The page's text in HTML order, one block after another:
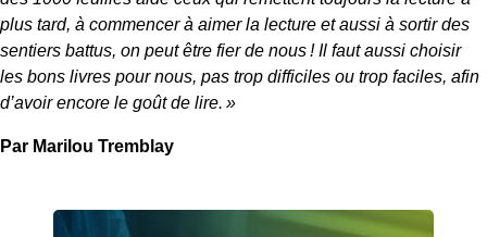
plus tard, à commencer à aimer la lecture et aussi à sortir des
sentiers battus, on peut être fier de nous ! Il faut aussi choisir
les bons livres pour nous, pas trop difficiles ou trop faciles, afin
d’avoir encore le goût de lire. »
Par Marilou Tremblay